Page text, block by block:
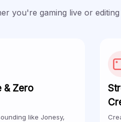
you're gaming live or
& Zero
like Jonesy,